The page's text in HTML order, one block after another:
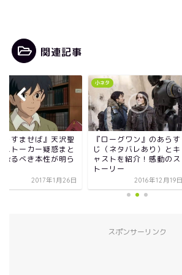
関連記事
をすませば』天沢聖
ストーカー疑惑まと
恐るべき本性が明ら
2017年1月26日
小ネタ
『ローグワン』のあらす
じ（ネタバレあり）とキ
ャストを紹介！感動のス
トーリー
2016年12月19日
スポンサーリンク